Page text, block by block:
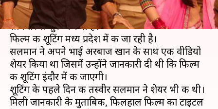
'भारत' के बाद सलमान खान ने 'दबंग 3' की शूटिंग
सोमवार से शुरू कर दी है।
फिल्म की शूटिंग मध्य प्रदेश में की जा रही है।
सलमान ने अपने भाई अरबाज खान के साथ एक वीडियो
शेयर किया था जिसमें उन्होंने जानकारी दी थी कि फिल्म
की शूटिंग इंदौर में की जाएगी।
शूटिंग के पहले दिन की तस्वीर सलमान ने शेयर भी की थी।
मिली जानकारी के मुताबिक, फिलहाल फिल्म का टाइटल